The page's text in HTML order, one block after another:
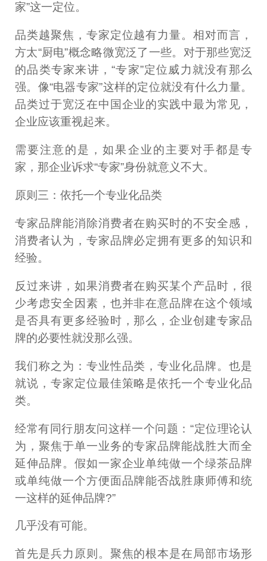
家”这一定位。
品类越聚焦，专家定位越有力量。相对而言，
方太“厨电”概念略微宽泛了一些。对于那些宽泛
的品类专家来讲，“专家”定位威力就没有那么
强。像“电器专家”这样的定位就没有什么力量。
品类过于宽泛在中国企业的实践中最为常见，
企业应该重视起来。
需要注意的是，如果企业的主要对手都是专
家，那企业诉求“专家”身份就意义不大。
原则三：依托一个专业化品类
专家品牌能消除消费者在购买时的不安全感，
消费者认为，专家品牌必定拥有更多的知识和
经验。
反过来讲，如果消费者在购买某个产品时，很
少考虑安全因素，也并非在意品牌在这个领域
是否具有更多经验时，那么，企业创建专家品
牌的必要性就没那么强。
我们称之为：专业性品类，专业化品牌。也是
就说，专家定位最佳策略是依托一个专业化品
类。
经常有同行朋友问这样一个问题：“定位理论认
为，聚焦于单一业务的专家品牌能战胜大而全
延伸品牌。假如一家企业单纯做一个绿茶品牌
或单纯做一个方便面品牌能否战胜康师傅和统
一这样的延伸品牌?”
几乎没有可能。
首先是兵力原则。聚焦的根本是在局部市场形